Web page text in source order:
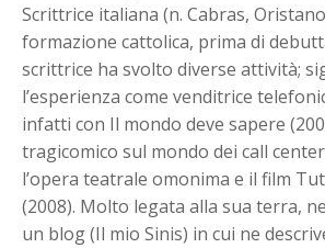
Scrittrice italiana (n. Cabras,
formazione cattolica, prima di
scrittrice ha svolto diverse attività;
l’esperienza come venditrice
infatti con Il mondo deve sapere
tragicomico sul mondo dei call
l’opera teatrale omonima e il film
(2008). Molto legata alla sua terra,
un blog (Il mio Sinis) in cui ne